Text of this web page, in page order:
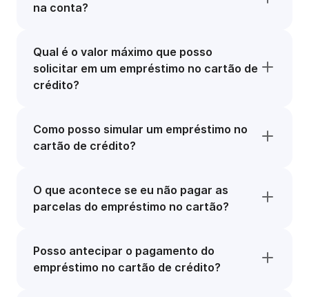
na conta?
Qual é o valor máximo que posso
solicitar em um empréstimo no cartão de
crédito?
Como posso simular um empréstimo no
cartão de crédito?
O que acontece se eu não pagar as
parcelas do empréstimo no cartão?
Posso antecipar o pagamento do
empréstimo no cartão de crédito?